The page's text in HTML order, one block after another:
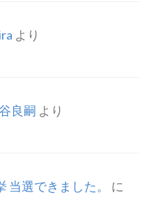
より
良嗣 より
当選できました。
に